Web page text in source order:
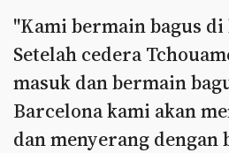
"Kami bermain bagus
Setelah cedera
masuk dan bermain
Barcelona kami akan
dan menyerang